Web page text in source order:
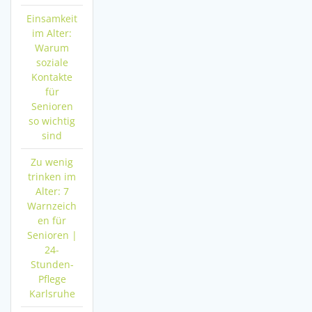
Einsamkeit
im Alter:
Warum
soziale
Kontakte
für
Senioren
so wichtig
sind
Zu wenig
trinken im
Alter: 7
Warnzeich
en für
Senioren |
24-
Stunden-
Pflege
Karlsruhe